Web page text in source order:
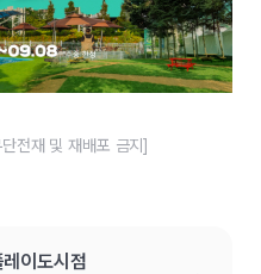
전재 및 재배포 금지]
이도시점